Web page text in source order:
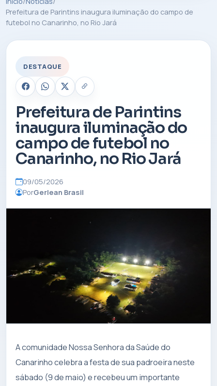
Prefeitura de Parintins inaugura iluminação do campo de
futebol no Canarinho, no Rio Jará
DESTAQUE
Prefeitura de Parintins
inaugura iluminação do
campo de futebol no
Canarinho, no Rio Jará
09/05/2026
PorGerlean Brasil
A comunidade Nossa Senhora da Saúde do
Canarinho celebra a festa de sua padroeira neste
sábado (9 de maio) e recebeu um importante